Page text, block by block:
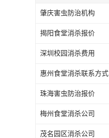
肇庆害虫防治机构
揭阳食堂消杀报价
深圳校园消杀费用
惠州食堂消杀联系方式
珠海害虫防治报价
梅州食堂消杀公司
茂名园区消杀公司